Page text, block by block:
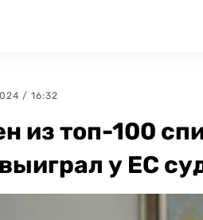
/ 16:32
из топ-100
у ЕС